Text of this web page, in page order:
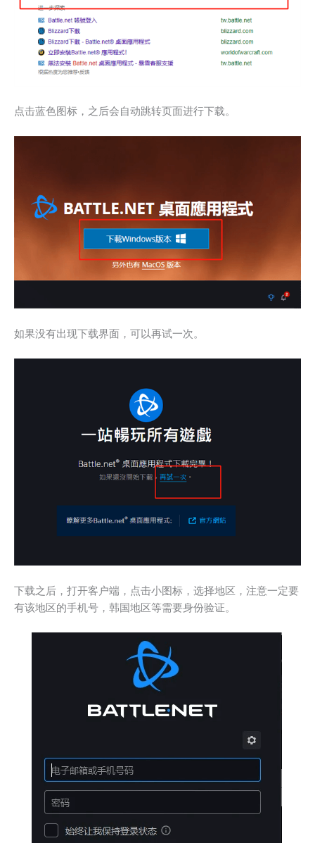
点击蓝色图标，之后会自动跳转页面进行下载。
如果没有出现下载界面，可以再试一次。
下载之后，打开客户端，点击小图标，选择地区，注意一定要
有该地区的手机号，韩国地区等需要身份验证。